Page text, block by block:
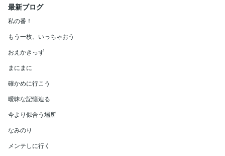
最新ブログ
私の番！
もう一枚、いっちゃおう
おえかきっず
まにまに
確かめに行こう
曖昧な記憶辿る
今より似合う場所
なみのり
メンテしに行く